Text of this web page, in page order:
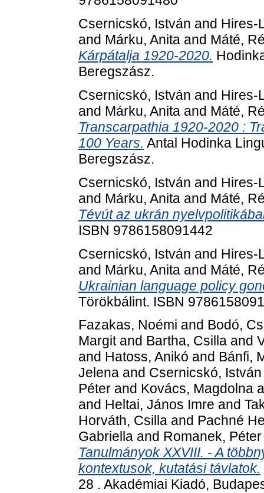
Csernicskó, István and Hires-
and Márku, Anita and Máté,
Kárpátalja 1920-2020.
Beregszász.
Csernicskó, István and Hires-
and Márku, Anita and Máté,
Transcarpathia 1920-2020 :
100 Years. Antal Hodinka
Beregszász.
Csernicskó, István and Hires-
and Márku, Anita and Máté,
Tévút az ukrán
ISBN 9786158091442
Csernicskó, István and Hires-
and Márku, Anita and Máté,
Ukrainian language policy
Törökbálint. ISBN
Fazakas, Noémi and Bodó,
Margitand Bartha, Csilla and
and Hatoss, Anikó and Bánfi,
Jelena and Csernicskó, István
Péter and Kovács, Magdolna
and Heltai, János Imre and
Horváth, Csilla and Pachné
Gabriella and Romanek,
Tanulmányok XXVIII. - A
kontextusok, kutatási távlatok.
28 . Akadémiai Kiadó,